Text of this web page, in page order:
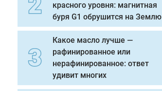
красного уровня: магнитная
буря G1 обрушится на Землю
Какое масло лучше —
рафинированное или
нерафинированное: ответ
удивит многих